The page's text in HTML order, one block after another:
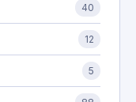
40
12
5